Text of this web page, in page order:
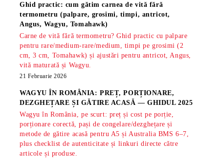
Ghid practic: cum gătim carnea de vită fără
termometru (palpare, grosimi, timpi, antricot,
Angus, Wagyu, Tomahawk)
Carne de vită fără termometru? Ghid practic cu palpare
pentru rare/medium-rare/medium, timpi pe grosimi (2
cm, 3 cm, Tomahawk) și ajustări pentru antricot, Angus,
vită maturată și Wagyu.
21 Februarie 2026
WAGYU ÎN ROMÂNIA: PREȚ, PORȚIONARE,
DEZGHEȚARE ȘI GĂTIRE ACASĂ — GHIDUL 2025
Wagyu în România, pe scurt: preț și cost pe porție,
porționare corectă, pași de congelare/dezghețare și
metode de gătire acasă pentru A5 și Australia BMS 6–7,
plus checklist de autenticitate și linkuri directe către
articole și produse.